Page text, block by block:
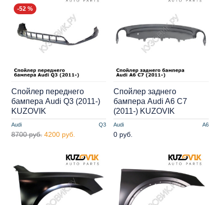
-52 %
Audi Q3
Спойлер переднего
бампера Audi Q3 (2011-)
KUZOVIK
8700 руб. 4200 руб.
Audi A6
Спойлер заднего
бампера Audi A6 C7
(2011-) KUZOVIK
0 руб.